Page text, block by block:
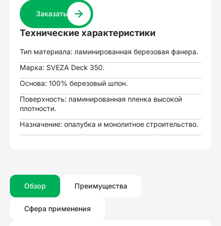
Заказать
Технические характеристики
Тип материала: ламинированная березовая фанера.
Марка: SVEZA Deck 350.
Основа: 100% березовый шпон.
Поверхность: ламинированная пленка высокой
плотности.
Назначение: опалубка и монолитное строительство.
Обзор Преимущества
Сфера применения